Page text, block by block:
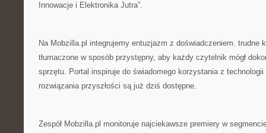
Innowacje i Elektronika Jutra”.
Na Mobzilla.pl integrujemy entuzjazm z doświadczeniem. trudne
tłumaczone w sposób przystępny, aby każdy czytelnik mógł
sprzętu. Portal inspiruje do świadomego korzystania z
rozwiązania przyszłości są już dziś dostępne.
Zespół Mobzilla.pl monitoruje najciekawsze premiery w